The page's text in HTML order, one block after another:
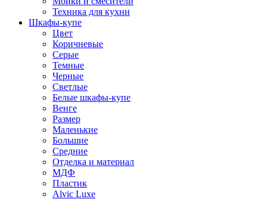
Техника для кухни
Шкафы-купе
Цвет
Коричневые
Серые
Темные
Черные
Светлые
Белые шкафы-купе
Венге
Размер
Маленькие
Большие
Средние
Отделка и материал
МДФ
Пластик
Alvic Luxe